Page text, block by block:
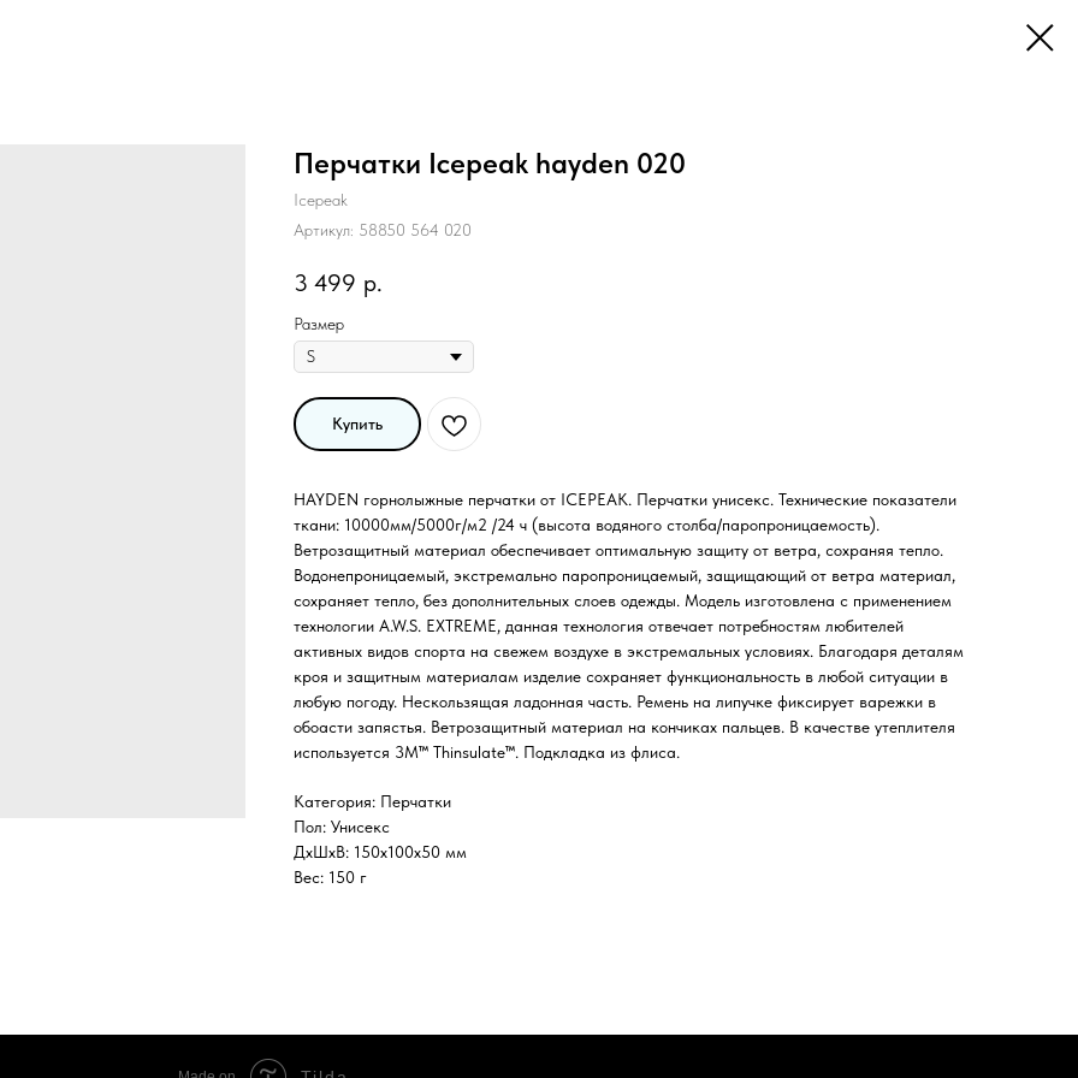
Перчатки Icepeak hayden 020
Icepeak
Артикул: 58850 564 020
3 499 р.
Размер
Купить
HAYDEN горнолыжные перчатки от ICEPEAK. Перчатки унисекс. Технические показатели
ткани: 10000мм/5000г/м2 /24 ч (высота водяного столба/паропроницаемость).
Ветрозащитный материал обеспечивает оптимальную защиту от ветра, сохраняя тепло.
Водонепроницаемый, экстремально паропроницаемый, защищающий от ветра материал,
сохраняет тепло, без дополнительных слоев одежды. Модель изготовлена с применением
технологии A.W.S. EXTREME, данная технология отвечает потребностям любителей
активных видов спорта на свежем воздухе в экстремальных условиях. Благодаря деталям
кроя и защитным материалам изделие сохраняет функциональность в любой ситуации в
любую погоду. Нескользящая ладонная часть. Ремень на липучке фиксирует варежки в
обоасти запястья. Ветрозащитный материал на кончиках пальцев. В качестве утеплителя
используется 3M™ Thinsulate™. Подкладка из флиса.
Категория: Перчатки
Пол: Унисекс
ДxШxВ: 150x100x50 мм
Вес: 150 г